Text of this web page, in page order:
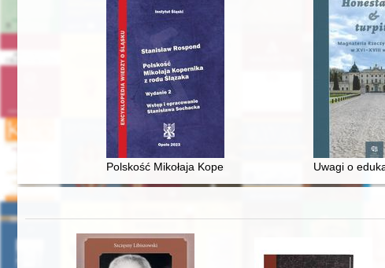
Polskość Mikołaja Kopernika z rodu ŚlązakaUwagi o